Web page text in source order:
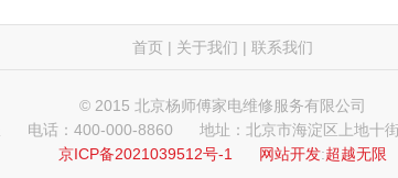
首页 | 关于我们 | 联系我们
© 2015 北京杨师傅家电维修服务有限公司
电话：400-000-8860
地址：北京市海淀区上地十
京ICP备2021039512号-1
网站开发:超越无限